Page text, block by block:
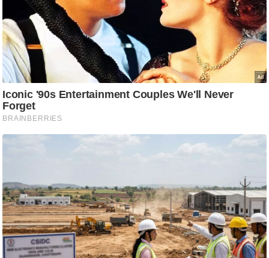
प्र
भु
म
हि
मा
/
ध
र्म
व्र
त
त्यो
हा
र